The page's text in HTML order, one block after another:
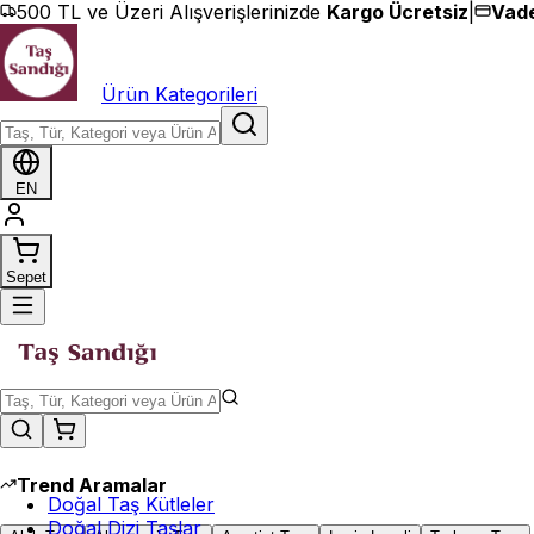
İçeriğe geç
500 TL ve Üzeri Alışverişlerinizde Kargo Ücretsiz
Ürün Kategorileri
EN
Sepet
Trend Aramalar
Doğal Taş Kütleler
Doğal Dizi Taşlar